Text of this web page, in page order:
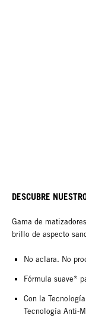
DESCUBRE
Gama de
brillo de aspecto
No aclara. No
Fórmula suave*
Con la
Tecnología Anti-